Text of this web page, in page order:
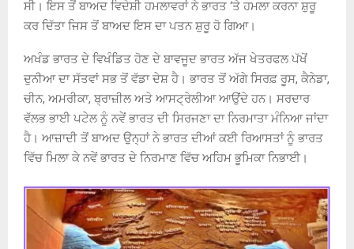
ਸੀ। ਇਸ ਤੋਂ ਬਾਅਦ ਵਿਦੇਸ਼ੀ ਹਮਲਾਵਰਾਂ ਨੇ ਭਾਰਤ ‘ਤੇ ਹਮਲਾ ਕਰਨਾ ਸ਼ੁਰੂ
ਕਰ ਦਿੱਤਾ ਜਿਸ ਤੋਂ ਬਾਅਦ ਇਸ ਦਾ ਪਤਨ ਸ਼ੁਰੂ ਹੋ ਗਿਆ।
ਅਖੰਡ ਭਾਰਤ ਦੇ ਵਿਖੰਡਿਤ ਹੋਣ ਦੇ ਬਾਵਜੂਦ ਭਾਰਤ ਅੱਜ ਖੇਤਰਫਲ ਪੱਖੋਂ
ਦੁਨੀਆ ਦਾ ਸੱਤਵਾਂ ਸਭ ਤੋਂ ਵੱਡਾ ਦੇਸ਼ ਹੈ। ਭਾਰਤ ਤੋਂ ਅੱਗੇ ਸਿਰਫ਼ ਰੂਸ, ਕੈਨੇਡਾ,
ਚੀਨ, ਅਮਰੀਕਾ, ਬ੍ਰਾਜ਼ੀਲ ਅਤੇ ਆਸਟ੍ਰੇਲੀਆ ਆਉਂਦੇ ਹਨ। ਸਰਦਾਰ
ਵੱਲਭ ਭਾਈ ਪਟੇਲ ਨੂੰ ਨਵੇਂ ਭਾਰਤ ਦੀ ਸਿਰਜਣਾ ਦਾ ਨਿਰਮਾਤਾ ਮੰਨਿਆ ਜਾਂਦਾ
ਹੈ। ਆਜ਼ਾਦੀ ਤੋਂ ਬਾਅਦ ਉਨ੍ਹਾਂ ਨੇ ਭਾਰਤ ਦੀਆਂ ਕਈ ਰਿਆਸਤਾਂ ਨੂੰ ਭਾਰਤ
ਵਿੱਚ ਮਿਲਾ ਕੇ ਨਵੇਂ ਭਾਰਤ ਦੇ ਨਿਰਮਾਣ ਵਿੱਚ ਅਹਿਮ ਭੂਮਿਕਾ ਨਿਭਾਈ।